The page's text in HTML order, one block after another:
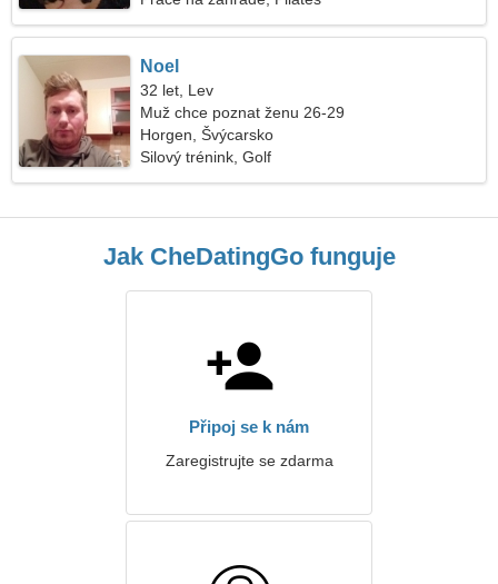
Noel
32 let, Lev
Muž chce poznat ženu 26-29
Horgen, Švýcarsko
Silový trénink, Golf
Jak CheDatingGo funguje
Připoj se k nám
Zaregistrujte se zdarma